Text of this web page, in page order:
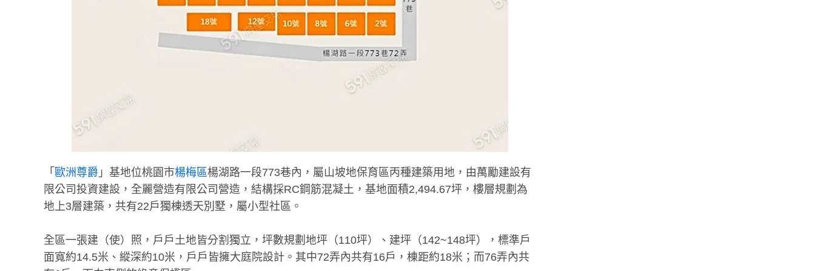
「 歐洲尊爵 」基地位桃園市楊梅區楊湖路一段773巷內，屬山坡地保育區丙種建築用地，由萬勵建設有
限公司投資建設，全麗營造有限公司營造，結構採RC鋼筋混凝土，基地面積2,494.67坪，樓層規劃為
地上3層建築，共有22戶獨棟透天別墅，屬小型社區。
全區一張建（使）照，戶戶土地皆分割獨立，坪數規劃地坪（110坪）、建坪（142~148坪），標準戶
面寬約14.5米、縱深約10米，戶戶皆擁大庭院設計。其中72弄內共有16戶，棟距約18米；而76弄內共